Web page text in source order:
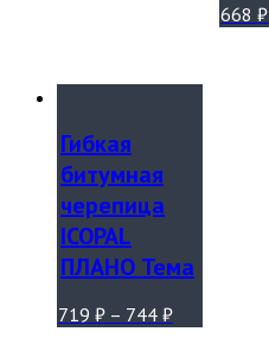
668₽
Гибкая
битумная
черепица
ICOPAL
ПЛАНО Тема
719 ₽ – 744 ₽